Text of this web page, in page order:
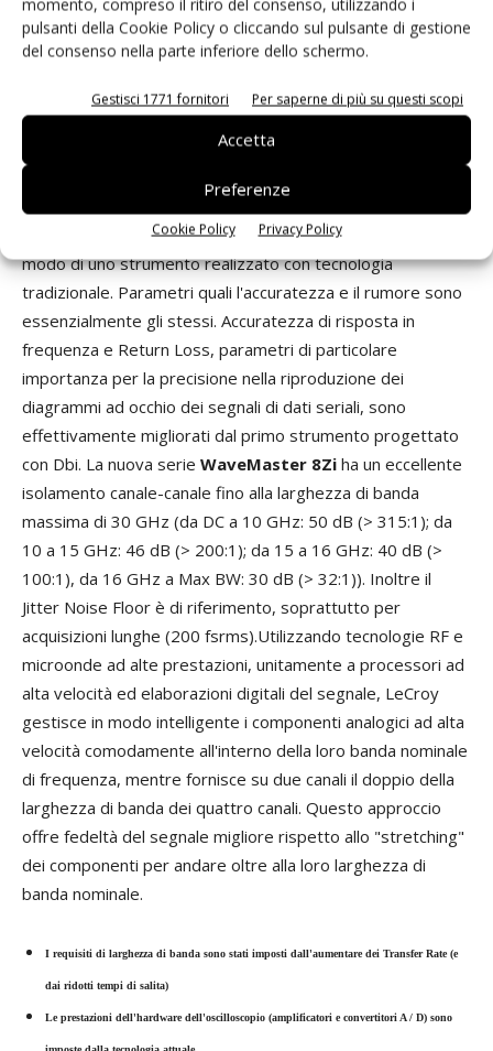
pulsanti della Cookie Policy o cliccando sul pulsante di gestione
del consenso nella parte inferiore dello schermo.
Gestisci 1771 fornitori Per saperne di più su questi scopi
Accetta
Preferenze
Cookie Policy Privacy Policy
integrata fin dall'inizio del ciclo di progettazione. Gli
oscilloscopi in tempo reale del futuro consentiranno
all'utente di non considerare la larghezza di banda come
una caratteristica primaria, quando vorrà stabilire quali tipo
di strumento di misurazione possa soddisfare ai propri
Parametri migliorati
L'oscilloscopio dotato di tecnologia Dbi opera allo stesso
modo di uno strumento realizzato con tecnologia
tradizionale. Parametri quali l'accuratezza e il rumore sono
essenzialmente gli stessi. Accuratezza di risposta in
frequenza e Return Loss, parametri di particolare
importanza per la precisione nella riproduzione dei
diagrammi ad occhio dei segnali di dati seriali, sono
effettivamente migliorati dal primo strumento progettato
con Dbi. La nuova serie WaveMaster 8Zi ha un eccellente
isolamento canale-canale fino alla larghezza di banda
massima di 30 GHz (da DC a 10 GHz: 50 dB (> 315:1); da
10 a 15 GHz: 46 dB (> 200:1); da 15 a 16 GHz: 40 dB (>
100:1), da 16 GHz a Max BW: 30 dB (> 32:1)). Inoltre il
Jitter Noise Floor è di riferimento, soprattutto per
acquisizioni lunghe (200 fsrms).Utilizzando tecnologie RF e
microonde ad alte prestazioni, unitamente a processori ad
alta velocità ed elaborazioni digitali del segnale, LeCroy
gestisce in modo intelligente i componenti analogici ad alta
velocità comodamente all'interno della loro banda nominale
di frequenza, mentre fornisce su due canali il doppio della
larghezza di banda dei quattro canali. Questo approccio
offre fedeltà del segnale migliore rispetto allo "stretching"
dei componenti per andare oltre alla loro larghezza di
banda nominale.
I requisiti di larghezza di banda sono stati imposti dall'aumentare dei Transfer Rate (e
dai ridotti tempi di salita)
Le prestazioni dell'hardware dell'oscilloscopio (amplificatori e convertitori A / D) sono